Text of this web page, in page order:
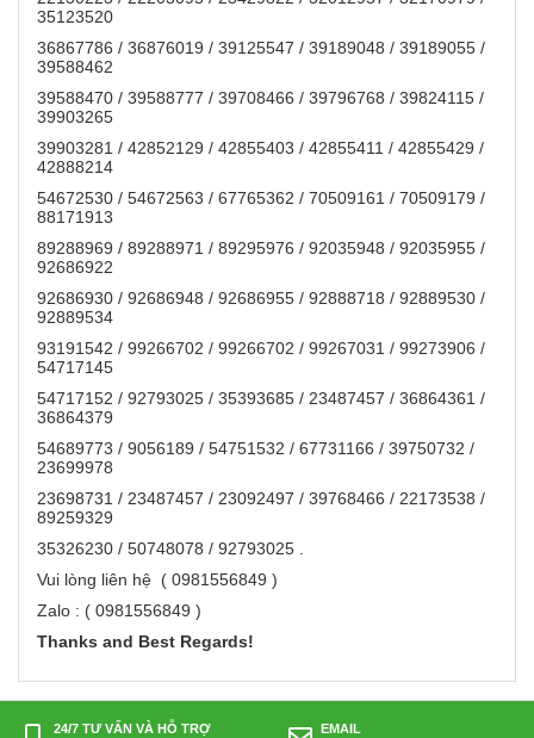
35123520
36867786 / 36876019 / 39125547 / 39189048 / 39189055 /
39588462
39588470 / 39588777 / 39708466 / 39796768 / 39824115 /
39903265
39903281 / 42852129 / 42855403 / 42855411 / 42855429 /
42888214
54672530 / 54672563 / 67765362 / 70509161 / 70509179 /
88171913
89288969 / 89288971 / 89295976 / 92035948 / 92035955 /
92686922
92686930 / 92686948 / 92686955 / 92888718 / 92889530 /
92889534
93191542 / 99266702 / 99266702 / 99267031 / 99273906 /
54717145
54717152 / 92793025 / 35393685 / 23487457 / 36864361 /
36864379
54689773 / 9056189 / 54751532 / 67731166 / 39750732 /
23699978
23698731 / 23487457 / 23092497 / 39768466 / 22173538 /
89259329
35326230 / 50748078 / 92793025 .
Vui lòng liên hệ ( 0981556849 )
Zalo : ( 0981556849 )
Thanks and Best Regards!
24/7 TƯ VẤN VÀ HỖ TRỢ
EMAIL